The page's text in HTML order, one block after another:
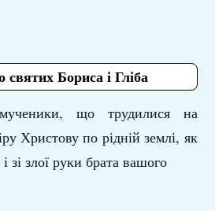
Бориса і Гліба
що трудилися на
Христову по рідній землі, як
зі злої руки брата вашого